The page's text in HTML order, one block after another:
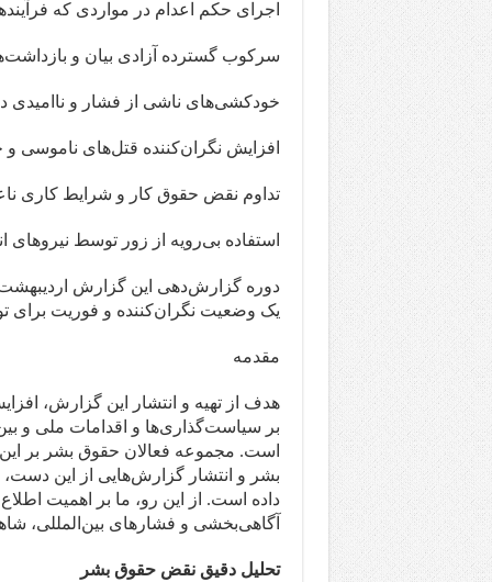
اجرای حکم اعدام در مواردی که
سرکوب گسترده آزادی بیان و
خودکشی‌های ناشی از فشار و ناامیدی
افزایش نگران‌کننده قتل‌های ناموسی
تداوم نقض حقوق کار و شرایط کاری
استفاده بی‌رویه از زور توسط نیروهای
یک وضعیت نگران‌کننده و فوریت برای
مقدمه
هدف از تهیه و انتشار این گزارش،
بر سیاست‌گذاری‌ها و اقدامات ملی و
است. مجموعه فعالان حقوق بشر بر
بشر و انتشار گزارش‌هایی از این دست،
داده است. از این رو، ما بر اهمیت
آگاهی‌بخشی و فشارهای بین‌المللی،
تحلیل دقیق نقض حقوق بشر